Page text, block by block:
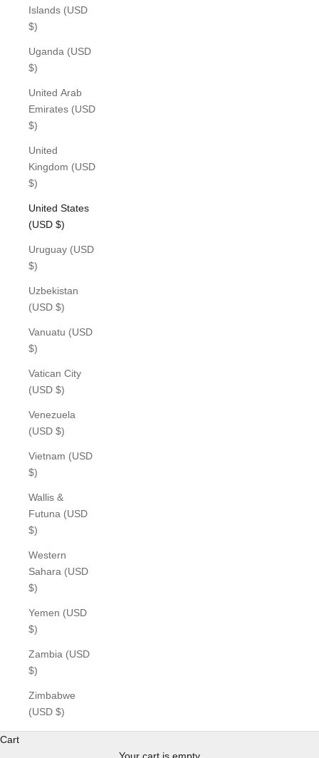
Islands (USD
$)
Uganda (USD
$)
United Arab
Emirates (USD
$)
United
Kingdom (USD
$)
United States
(USD $)
Uruguay (USD
$)
Uzbekistan
(USD $)
Vanuatu (USD
$)
Vatican City
(USD $)
Venezuela
(USD $)
Vietnam (USD
$)
Wallis &
Futuna (USD
$)
Western
Sahara (USD
$)
Yemen (USD
$)
Zambia (USD
$)
Zimbabwe
(USD $)
Cart
Your cart is empty